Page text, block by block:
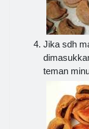
Jika sdh
teman